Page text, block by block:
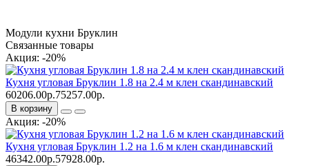
Модули кухни Бруклин
Связанные товары
Акция: -20%
Кухня угловая Бруклин 1.8 на 2.4 м клен скандинавский
60206.00р.75257.00р.
В корзину
Акция: -20%
Кухня угловая Бруклин 1.2 на 1.6 м клен скандинавский
46342.00р.57928.00р.